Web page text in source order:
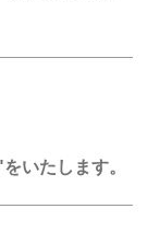
いたします。